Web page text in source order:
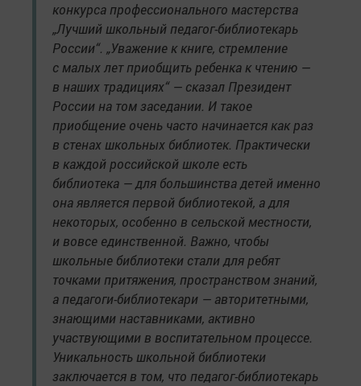
конкурса профессионального мастерства
„Лучший школьный педагог-библиотекарь
России“. „Уважение к книге, стремление
с малых лет приобщить ребенка к чтению —
в наших традициях“ — сказал Президент
России на том заседании. И такое
приобщение очень часто начинается как раз
в стенах школьных библиотек. Практически
в каждой российской школе есть
библиотека — для большинства детей именно
она является первой библиотекой, а для
некоторых, особенно в сельской местности,
и вовсе единственной. Важно, чтобы
школьные библиотеки стали для ребят
точками притяжения, пространством знаний,
а педагоги-библиотекари — авторитетными,
знающими наставниками, активно
участвующими в воспитательном процессе.
Уникальность школьной библиотеки
заключается в том, что педагог-библиотекарь